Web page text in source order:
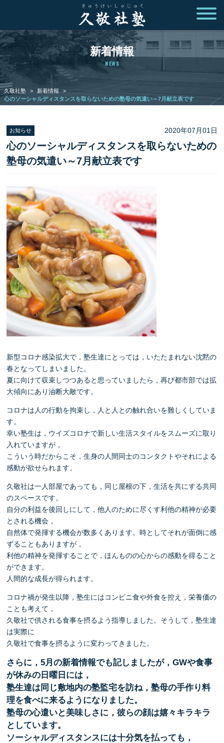
新着情報
NEWS
久敬社塾 > 新着情報
>
心のソーシャルディスタンスを取らないための塾母の気遣い～7月献立表です
お知らせ 2020年07月01日
心のソーシャルディスタンスを取らないための
塾母の気遣い～7月献立表です
新型コロナ感染拡大で，塾生達にとっては，いたたまれない沈黙の
春となってしまいました。
夏に向けて収束しつつあると思っていましたら，再び都市部では拡
大傾向にあり油断大敵です。
コロナは人の行動を拘束し，人と人との触れ合いを難しくしていま
す。
幸い塾生は，ウイズコロナで新しい生活スタイルをスムーズに取り
入れていますが，
こういう時だからこそ，生身の人間同士のコンタクトやそれによる
感動が欲せられます。
久敬社は一人部屋であっても，同じ屋根の下，生活を共にする共同
のスペースです。
自分の利益を後回しにして，他人のために尽くす利他の精神が必要
とされる機会，
自然体で発揮する機会が数多くあります。時としてそれが面倒に感
ずることもありますが，
利他の精神を発揮することで，ほんものの心からの感動を得ること
ができます。
人間的な成長が得られます。
コロナ禍が発生以降，塾生にはコンビニ食や外食を控え，栄養価の
ことも考えて，
久敬社で供される食事を摂るよう指導しました。そうして，塾生達
は実際に
久敬社で食事を摂るように変わってきました。
さらに，5月の新着情報でも記しましたが，GWや食事
が休みの日曜日には，
塾生達は同じ敷地内の塾監宅を訪ね，塾母の手作り料
理を食べに来るようになりました。
塾母の心遣いと美味しさに，彼らの顔は嬉々キラキラ
としています。
ソーシャルディスタンスには十分気を払っても，